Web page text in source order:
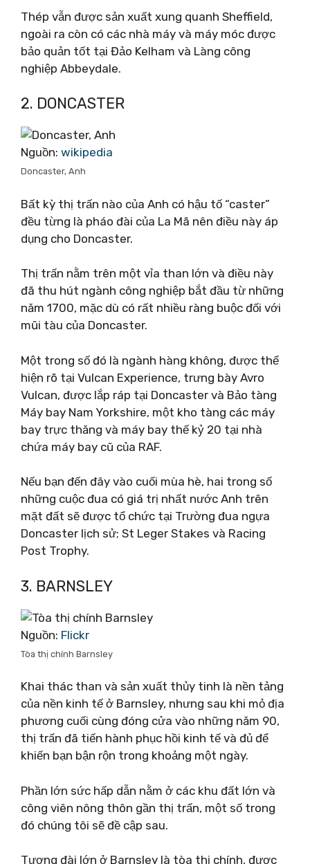
Thép vẫn được sản xuất xung quanh Sheffield,
ngoài ra còn có các nhà máy và máy móc được
bảo quản tốt tại Đảo Kelham và Làng công
nghiệp Abbeydale.
2. DONCASTER
Nguồn: wikipedia
Doncaster, Anh
Bất kỳ thị trấn nào của Anh có hậu tố “caster”
đều từng là pháo đài của La Mã nên điều này áp
dụng cho Doncaster.
Thị trấn nằm trên một vỉa than lớn và điều này
đã thu hút ngành công nghiệp bắt đầu từ những
năm 1700, mặc dù có rất nhiều ràng buộc đối với
mũi tàu của Doncaster.
Một trong số đó là ngành hàng không, được thể
hiện rõ tại Vulcan Experience, trưng bày Avro
Vulcan, được lắp ráp tại Doncaster và Bảo tàng
Máy bay Nam Yorkshire, một kho tàng các máy
bay trực thăng và máy bay thế kỷ 20 tại nhà
chứa máy bay cũ của RAF.
Nếu bạn đến đây vào cuối mùa hè, hai trong số
những cuộc đua có giá trị nhất nước Anh trên
mặt đất sẽ được tổ chức tại Trường đua ngựa
Doncaster lịch sử; St Leger Stakes và Racing
Post Trophy.
3. BARNSLEY
Nguồn: Flickr
Tòa thị chính Barnsley
Khai thác than và sản xuất thủy tinh là nền tảng
của nền kinh tế ở Barnsley, nhưng sau khi mỏ địa
phương cuối cùng đóng cửa vào những năm 90,
thị trấn đã tiến hành phục hồi kinh tế và đủ để
khiến bạn bận rộn trong khoảng một ngày.
Phần lớn sức hấp dẫn nằm ở các khu đất lớn và
công viên nông thôn gần thị trấn, một số trong
đó chúng tôi sẽ đề cập sau.
Tượng đài lớn ở Barnsley là tòa thị chính, được